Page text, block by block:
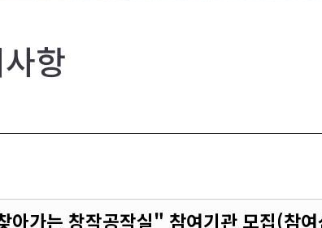
항
가는 창작공작실" 참여기관 모집(참